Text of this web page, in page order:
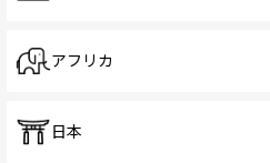
アフリカ
日本